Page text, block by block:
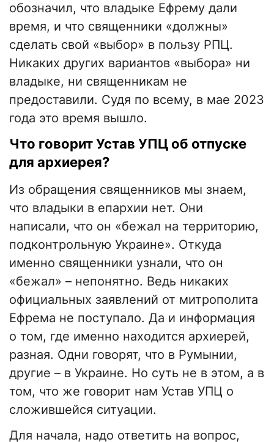
обозначил, что владыке Ефрему дали
время, и что священники «должны»
сделать свой «выбор» в пользу РПЦ.
Никаких других вариантов «выбора» ни
владыке, ни священникам не
предоставили. Судя по всему, в мае 2023
года это время вышло.
Что говорит Устав УПЦ об отпуске
для архиерея?
Из обращения священников мы знаем,
что владыки в епархии нет. Они
написали, что он «бежал на территорию,
подконтрольную Украине». Откуда
именно священники узнали, что он
«бежал» – непонятно. Ведь никаких
официальных заявлений от митрополита
Ефрема не поступало. Да и информация
о том, где именно находится архиерей,
разная. Одни говорят, что в Румынии,
другие – в Украине. Но суть не в этом, а в
том, что же говорит нам Устав УПЦ о
сложившейся ситуации.
Для начала, надо ответить на вопрос,